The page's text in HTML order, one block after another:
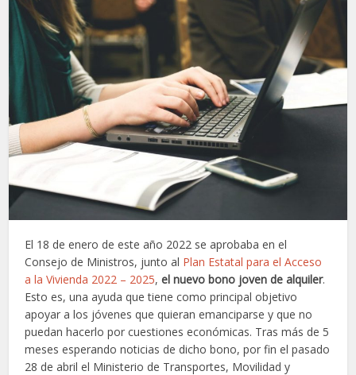
El 18 de enero de este año 2022 se aprobaba en el
Consejo de Ministros, junto al Plan Estatal para el Acceso
a la Vivienda 2022 – 2025,el nuevo bono joven de alquiler.
Esto es, una ayuda que tiene como principal objetivo
apoyar a los jóvenes que quieran emanciparse y que no
puedan hacerlo por cuestiones económicas. Tras más de 5
meses esperando noticias de dicho bono, por fin el pasado
28 de abril el Ministerio de Transportes, Movilidad y